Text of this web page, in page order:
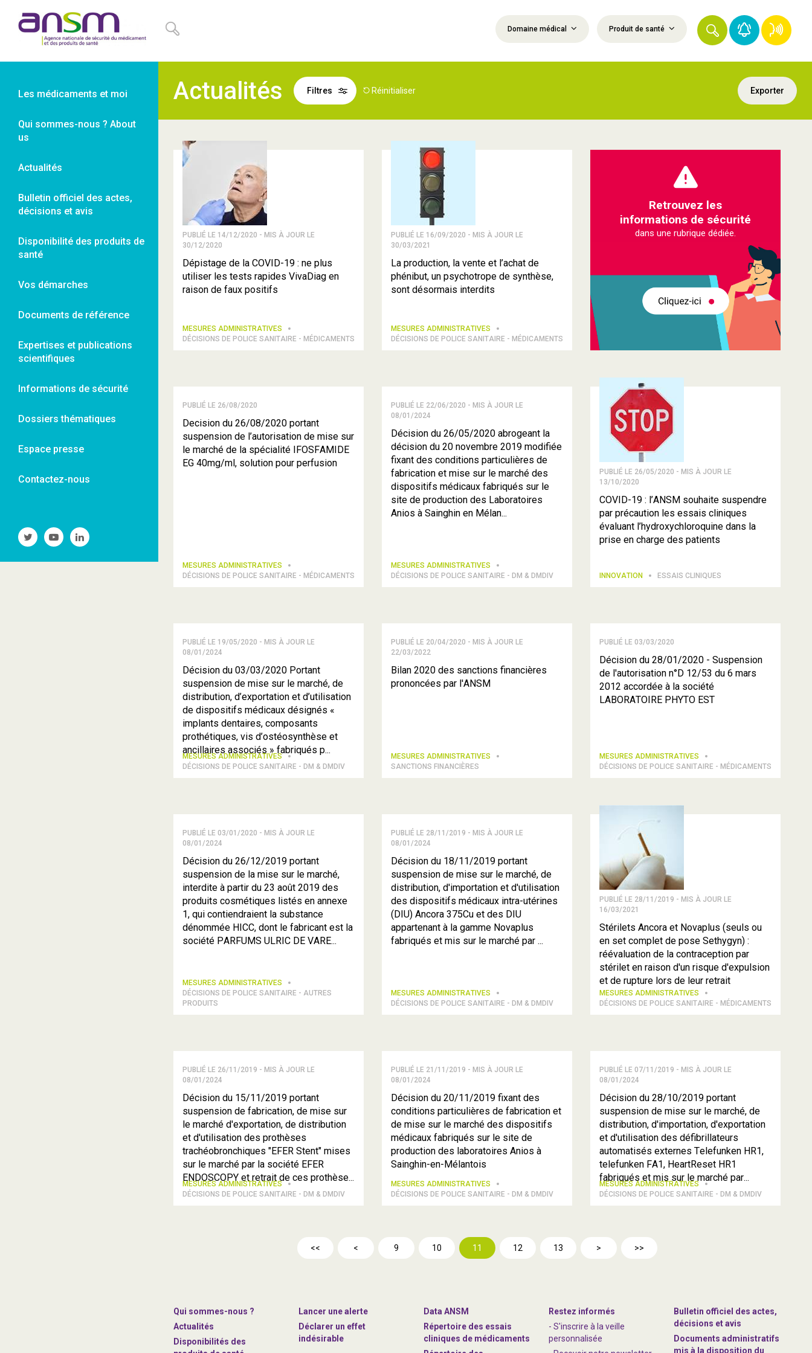
Domaine médical Produit de santé
Les médicaments et moi
Qui sommes-nous ? About
us
Actualités
Bulletin officiel des actes,
décisions et avis
Disponibilité des produits de
santé
Vos démarches
Documents de référence
Expertises et publications
scientifiques
Informations de sécurité
Dossiers thématiques
Espace presse
Contactez-nous
Suivre
l'ANSM
Twitter
Suivre
l'ANSM
Youtube
Suivre
l'ANSM
Linkedin
Actualités Filtres Réinitialiser Exporter
PUBLIÉ LE 14/12/2020 - MIS À JOUR LE
30/12/2020
Dépistage de la COVID-19 : ne plus
utiliser les tests rapides VivaDiag en
raison de faux positifs
MESURES ADMINISTRATIVES
DÉCISIONS DE POLICE SANITAIRE - MÉDICAMENTS
PUBLIÉ LE 16/09/2020 - MIS À JOUR LE
30/03/2021
La production, la vente et l’achat de
phénibut, un psychotrope de synthèse,
sont désormais interdits
MESURES ADMINISTRATIVES
DÉCISIONS DE POLICE SANITAIRE - MÉDICAMENTS
Retrouvez les
informations de sécurité
dans une rubrique dédiée.
PUBLIÉ LE 26/08/2020
Decision du 26/08/2020 portant
suspension de l’autorisation de mise sur
le marché de la spécialité IFOSFAMIDE
EG 40mg/ml, solution pour perfusion
MESURES ADMINISTRATIVES
DÉCISIONS DE POLICE SANITAIRE - MÉDICAMENTS
PUBLIÉ LE 22/06/2020 - MIS À JOUR LE
08/01/2024
Décision du 26/05/2020 abrogeant la
décision du 20 novembre 2019 modifiée
fixant des conditions particulières de
fabrication et mise sur le marché des
dispositifs médicaux fabriqués sur le
site de production des Laboratoires
Anios à Sainghin en Mélan...
MESURES ADMINISTRATIVES
DÉCISIONS DE POLICE SANITAIRE - DM & DMDIV
PUBLIÉ LE 26/05/2020 - MIS À JOUR LE
13/10/2020
COVID-19 : l’ANSM souhaite suspendre
par précaution les essais cliniques
évaluant l’hydroxychloroquine dans la
prise en charge des patients
INNOVATION ESSAIS CLINIQUES
PUBLIÉ LE 19/05/2020 - MIS À JOUR LE
08/01/2024
Décision du 03/03/2020 Portant
suspension de mise sur le marché, de
distribution, d’exportation et d’utilisation
de dispositifs médicaux désignés «
implants dentaires, composants
prothétiques, vis d’ostéosynthèse et
ancillaires associés » fabriqués p...
MESURES ADMINISTRATIVES
DÉCISIONS DE POLICE SANITAIRE - DM & DMDIV
PUBLIÉ LE 20/04/2020 - MIS À JOUR LE
22/03/2022
Bilan 2020 des sanctions financières
prononcées par l'ANSM
MESURES ADMINISTRATIVES
SANCTIONS FINANCIÈRES
PUBLIÉ LE 03/03/2020
Décision du 28/01/2020 - Suspension
de l'autorisation n°D 12/53 du 6 mars
2012 accordée à la société
LABORATOIRE PHYTO EST
MESURES ADMINISTRATIVES
DÉCISIONS DE POLICE SANITAIRE - MÉDICAMENTS
PUBLIÉ LE 03/01/2020 - MIS À JOUR LE
08/01/2024
Décision du 26/12/2019 portant
suspension de la mise sur le marché,
interdite à partir du 23 août 2019 des
produits cosmétiques listés en annexe
1, qui contiendraient la substance
dénommée HICC, dont le fabricant est la
société PARFUMS ULRIC DE VARE...
MESURES ADMINISTRATIVES
DÉCISIONS DE POLICE SANITAIRE - AUTRES
PRODUITS
PUBLIÉ LE 28/11/2019 - MIS À JOUR LE
08/01/2024
Décision du 18/11/2019 portant
suspension de mise sur le marché, de
distribution, d'importation et d'utilisation
des dispositifs médicaux intra-utérines
(DIU) Ancora 375Cu et des DIU
appartenant à la gamme Novaplus
fabriqués et mis sur le marché par ...
MESURES ADMINISTRATIVES
DÉCISIONS DE POLICE SANITAIRE - DM & DMDIV
PUBLIÉ LE 28/11/2019 - MIS À JOUR LE
16/03/2021
Stérilets Ancora et Novaplus (seuls ou
en set complet de pose Sethygyn) :
réévaluation de la contraception par
stérilet en raison d'un risque d'expulsion
et de rupture lors de leur retrait
MESURES ADMINISTRATIVES
DÉCISIONS DE POLICE SANITAIRE - MÉDICAMENTS
PUBLIÉ LE 26/11/2019 - MIS À JOUR LE
08/01/2024
Décision du 15/11/2019 portant
suspension de fabrication, de mise sur
le marché d'exportation, de distribution
et d'utilisation des prothèses
trachéobronchiques "EFER Stent" mises
sur le marché par la société EFER
ENDOSCOPY et retrait de ces prothèse...
MESURES ADMINISTRATIVES
DÉCISIONS DE POLICE SANITAIRE - DM & DMDIV
PUBLIÉ LE 21/11/2019 - MIS À JOUR LE
08/01/2024
Décision du 20/11/2019 fixant des
conditions particulières de fabrication et
de mise sur le marché des dispositifs
médicaux fabriqués sur le site de
production des laboratoires Anios à
Sainghin-en-Mélantois
MESURES ADMINISTRATIVES
DÉCISIONS DE POLICE SANITAIRE - DM & DMDIV
PUBLIÉ LE 07/11/2019 - MIS À JOUR LE
08/01/2024
Décision du 28/10/2019 portant
suspension de mise sur le marché, de
distribution, d'importation, d'exportation
et d'utilisation des défibrillateurs
automatisés externes Telefunken HR1,
telefunken FA1, HeartReset HR1
fabriqués et mis sur le marché par...
MESURES ADMINISTRATIVES
DÉCISIONS DE POLICE SANITAIRE - DM & DMDIV
<< < 9 10 11 12 13 > >>
Qui sommes-nous ?
Actualités
Disponibilités des
Lancer une alerte
Déclarer un effet
indésirable
Data ANSM
Répertoire des essais
cliniques de médicaments
Restez informés
- S'inscrire à la veille
personnalisée
Bulletin officiel des actes,
décisions et avis
Documents administratifs
mis à la disposition du